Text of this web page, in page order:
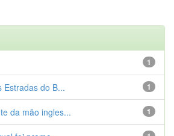
1
1
Estradas do B...
1
da mão ingles...